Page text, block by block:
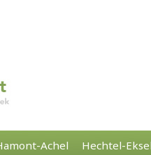
Achel Hechtel-